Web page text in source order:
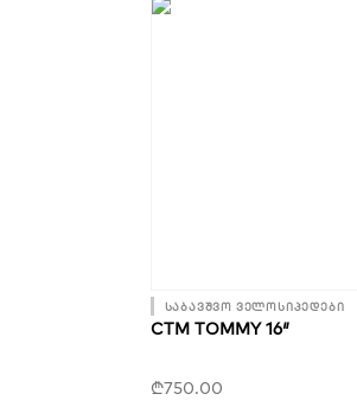
საბავშვო ველოსიპედები
CTM TOMMY 16″
₾750.00